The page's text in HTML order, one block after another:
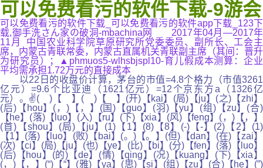
可以免费看污的软件下载-9游会
可以免费看污的软件下载_可以免费看污的软件app下载_123下
载,御手洗さん家の破洞-mbachina网 2017年04月—2017年
11月 中国农业科学院草原研究所党委委员、副所长、工会主
席，内蒙古青联常委，内蒙古直属机关青联副主席（其间：晋升
为研究员）；▲phmuos5-wlhsbjspl10-育儿假成本测算：企业
平均需承担1.72万元的直接成本
以22日的收盘价计算，茅台的市值=4.8个格力（市值3261
亿元）=9.6个比亚迪（1621亿元）=12个京东方a（1326亿
元）。✌( )【 】( )【 】(开)【kai】(局)【ju】(之)【zhi】
(后)【hou】(，)【，】(国)【guo】(羽)【yu】(组)【zu】(合)
【he】(落)【luo】(入)【ru】(下)【xia】(风)【feng】(，)【，】
(首)【shou】(局)【ju】(1)【1】(8)【8】(-)【-】(2)【2】(1)
【1】(落)【luo】(败)【bai】(。)【。】(但)【dan】(在)【zai】
(次)【ci】(局)【ju】(也)【ye】(比)【bi】(分)【fen】(落)【luo】
(后)【hou】(的)【de】(情)【qing】(况)【kuang】(下)【xia】
(，)【，】(“)【“】(雅)【ya】(思)【si】(组)【zu】(合)【he】(”)